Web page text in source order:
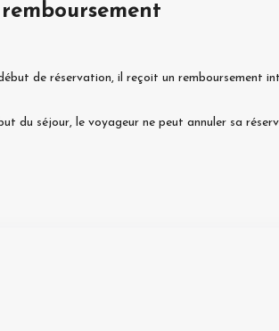
de réservation, il reçoit un remboursement
du séjour, le voyageur ne peut annuler sa